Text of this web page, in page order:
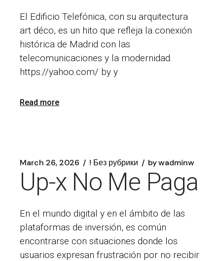
El Edificio Telefónica, con su arquitectura
art déco, es un hito que refleja la conexión
histórica de Madrid con las
telecomunicaciones y la modernidad.
https://yahoo.com/ by y
Read more
March 26, 2026 ! Без рубрики bywadminw
Up-x No Me Paga
En el mundo digital y en el ámbito de las
plataformas de inversión, es común
encontrarse con situaciones donde los
usuarios expresan frustración por no recibir